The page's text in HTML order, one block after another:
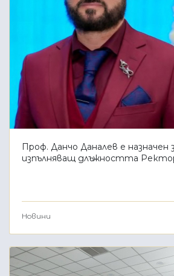
Проф. Данчо Даналев е назначен
изпълняващ длъжността
Новини